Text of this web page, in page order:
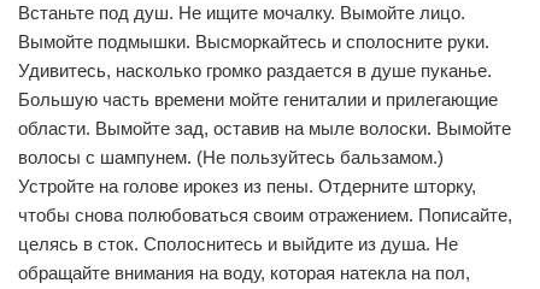
Встаньте под душ. Не ищите мочалку. Вымойте лицо.
Вымойте подмышки. Высморкайтесь и сполосните руки.
Удивитесь, насколько громко раздается в душе пуканье.
Большую часть времени мойте гениталии и прилегающие
области. Вымойте зад, оставив на мыле волоски. Вымойте
волосы с шампунем. (Не пользуйтесь бальзамом.)
Устройте на голове ирокез из пены. Отдерните шторку,
чтобы снова полюбоваться своим отражением. Пописайте,
целясь в сток. Сполоснитесь и выйдите из душа. Не
обращайте внимания на воду, которая натекла на пол,